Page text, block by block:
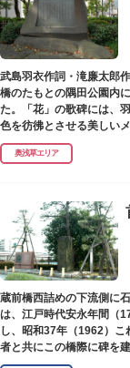
武島羽衣作詞・滝廉太郎
橋のたもとの隅田公園内
た。「花」の歌碑には、
色を彷彿とさせる美しい
つがれています。
奥浅草エリア
蔵前橋西詰めの下流側に
は、江戸時代安永年間（
し、昭和37年（1962）
者と共にこの橋際に碑を